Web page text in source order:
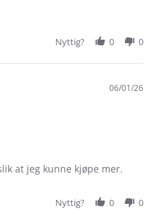
Nyttig? 0 0
06/01/26
at jeg kunne kjøpe mer.
Nyttig? 0 0